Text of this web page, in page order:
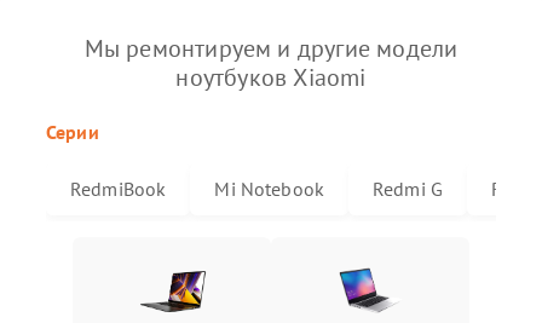
Мы ремонтируем и другие модели
ноутбуков Xiaomi
Серии
RedmiBook Mi Notebook Redmi G